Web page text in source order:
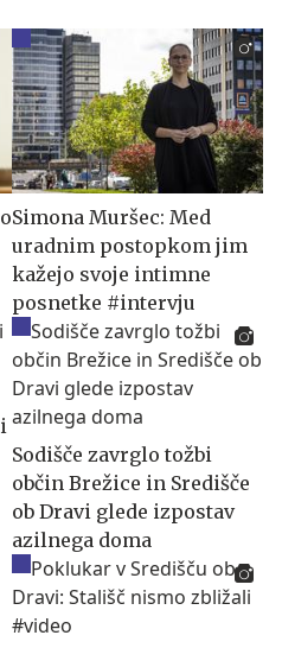
Simona Muršec: Med
uradnim postopkom jim
kažejo svoje intimne
posnetke #intervju
Sodišče zavrglo tožbi
občin Brežice in Središče
ob Dravi glede izpostav
azilnega doma